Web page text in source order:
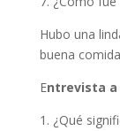
Hubo una
buena
Entrevista a
1. ¿Qué